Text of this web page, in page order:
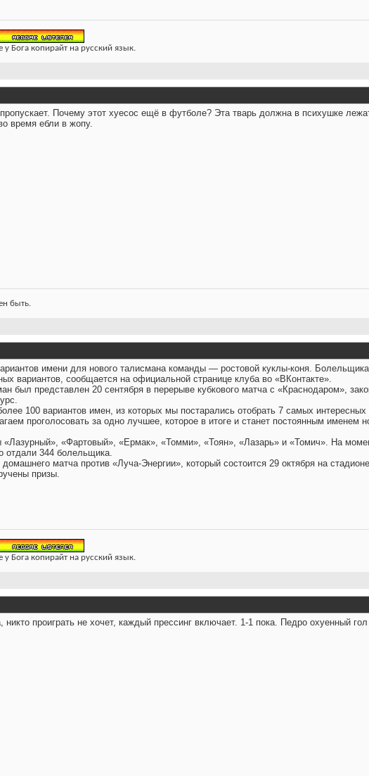
у Бога копирайт на русский язык.
Почему этот хуесос ещё в футболе? Эта тварь должна в психушке
время ебли в жопу.
быть.
имени для нового талисмана команды — ростовой куклы-коня.
вариантов, сообщается на официальной странице клуба во «ВКонтакте».
был представлен 20 сентября в перерыве кубкового матча с «Краснодаром»,
100 вариантов имен, из которых мы постарались отобрать 7 самых
проголосовать за одно лучшее, которое в итоге и станет постоянным именем
«Лазурный», «Фартовый», «Ермак», «Томми», «Тоян», «Лазарь» и «Томич». На
отдали 344 болельщика.
матча против «Луча-Энергии», который состоится 29 октября на
призы.
у Бога копирайт на русский язык.
проиграть не хочет, каждый прессинг включает. 1-1 пока. Педро охуенный